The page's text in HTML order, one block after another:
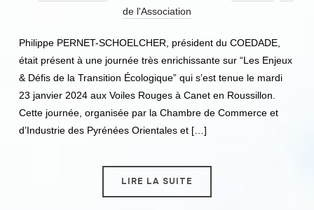
de l'Association
Philippe PERNET-SCHOELCHER, président du COEDADE,
était présent à une journée très enrichissante sur “Les Enjeux
& Défis de la Transition Écologique” qui s’est tenue le mardi
23 janvier 2024 aux Voiles Rouges à Canet en Roussillon.
Cette journée, organisée par la Chambre de Commerce et
d’Industrie des Pyrénées Orientales et […]
LIRE LA SUITE